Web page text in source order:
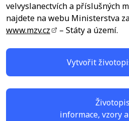
velvyslanectvích a příslušných
najdete na webu Ministerstva
www.mzv.cz
– Státy a území.
Vytvořit
Životopis
informace, vzory